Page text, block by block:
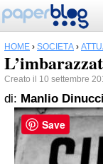
HOME › SOCIETÀ ›
Creato il 10 settembre
di: Manlio Dinucci
Save